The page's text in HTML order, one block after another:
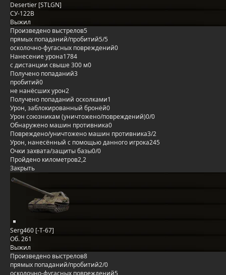
Desertier [STLGN]
СУ-122В
Выжил
Произведено выстрелов5
прямых попаданий/пробитий5/5
осколочно-фугасных повреждений0
Нанесение урона1784
с дистанции свыше 300 м0
Получено попаданий3
пробитий0
не нанёсших урон2
Получено попаданий осколками1
Урон, заблокированный бронёй0
Урон союзникам (уничтожено/повреждений)0/0
Обнаружено машин противника0
Повреждено/уничтожено машин противника3/2
Урон, нанесённый с помощью данного игрока245
Очки захвата/защиты базы0/0
Пройдено километров2,2
Закрыть
Serg460 [-T-67]
Об. 261
Выжил
Произведено выстрелов8
прямых попаданий/пробитий2/0
осколочно-фугасных повреждений5